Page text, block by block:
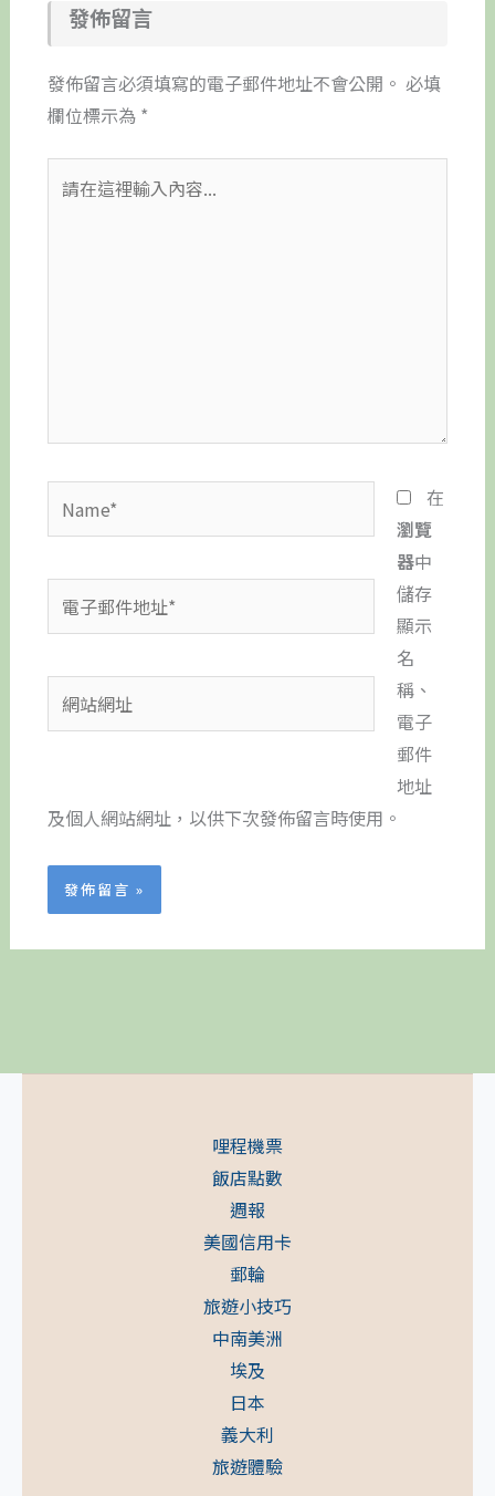
發佈留言
發佈留言必須填寫的電子郵件地址不會公開。 必填
欄位標示為 *
在
電
地
在
瀏覽
器中
儲存
顯示
名
稱、
電子
郵件
地址
及個人網站網址，以供下次發佈留言時使用。
哩程機票
飯店點數
週報
美國信用卡
郵輪
旅遊小技巧
中南美洲
埃及
日本
義大利
旅遊體驗